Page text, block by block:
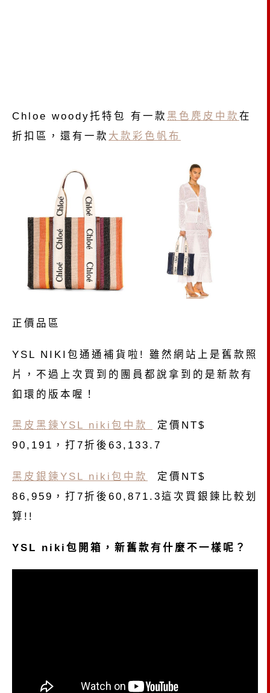
Chloe woody托特包 有一款 黑色麂皮中款 在
折扣區，還有一款 大款彩色帆布
正價品區
YSL NIKI包通通補貨啦! 雖然網站上是舊款照
片，不過上次買到的團員都說拿到的是新款有
釦環的版本喔！
黑皮黑鍊YSL niki包中款
定價NT$
90,191，打7折後63,133.7
黑皮銀鍊YSL niki包中款
定價NT$
86,959，打7折後60,871.3這次買銀鍊比較划
算!!
YSL niki包開箱，新舊款有什麼不一樣呢？